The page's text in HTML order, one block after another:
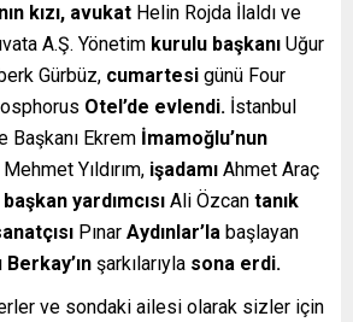
kızı, avukat Helin Rojda İlaldı ve
A.Ş. Yönetim kurulu başkanı Uğur
Gürbüz, cumartesi günü Four
Otel’de evlendi. İstanbul
Başkanı Ekrem İmamoğlu’nun
Mehmet Yıldırım, işadamı Ahmet Araç
yardımcısı Ali Özcan tanık
Pınar Aydınlar’la başlayan
Berkay’ın şarkılarıyla sona erdi.
ve sondaki ailesi olarak sizler için